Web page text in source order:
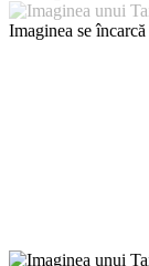
Imaginea se încarcă